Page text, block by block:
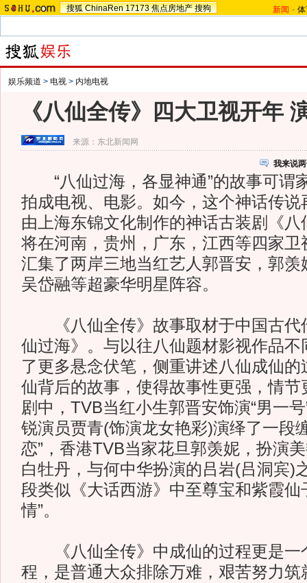
搜狐 ChinaRen 17173 焦点房地产 搜狗 新闻 -
娱乐频道 > 电视 > 内地电视
《八仙全传》四大卫视开年
来源： 东北新闻网
我来说
“八仙过海，各显神通”的故事可谓
拍成电视、电影。如今，这个神话传说
由上海东锦文化制作的神话古装剧《
将在河南，贵州，广东，江西等四家卫
汇集了两岸三地当红艺人郭晋安，郭羡
吴岱融等超豪华明星阵容。
《八仙全传》故事取材于中国古代
仙过海》。与以往八仙题材影视作品不
了更多悬念伏笔，侧重讲述八仙成仙
仙背后的故事，使得故事性更强，情节
剧中，TVB当红小生郭晋安饰演“男一
锐演员贾青(饰演龙女艳彩)演绎了一段
恋”，香港TVB当家花旦郭羡妮，扮演
白牡丹，与何中华扮演的吕岩(吕洞宾)
段类似《大话西游》中至尊宝和紫霞仙
情”。
《八仙全传》中成仙的过程更是一
程，是普通大众排除万难，艰苦努力筑